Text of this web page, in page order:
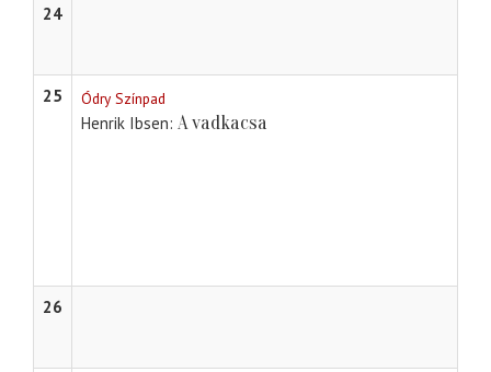
24
25 Ódry Színpad
Henrik Ibsen A vadkacsa
26